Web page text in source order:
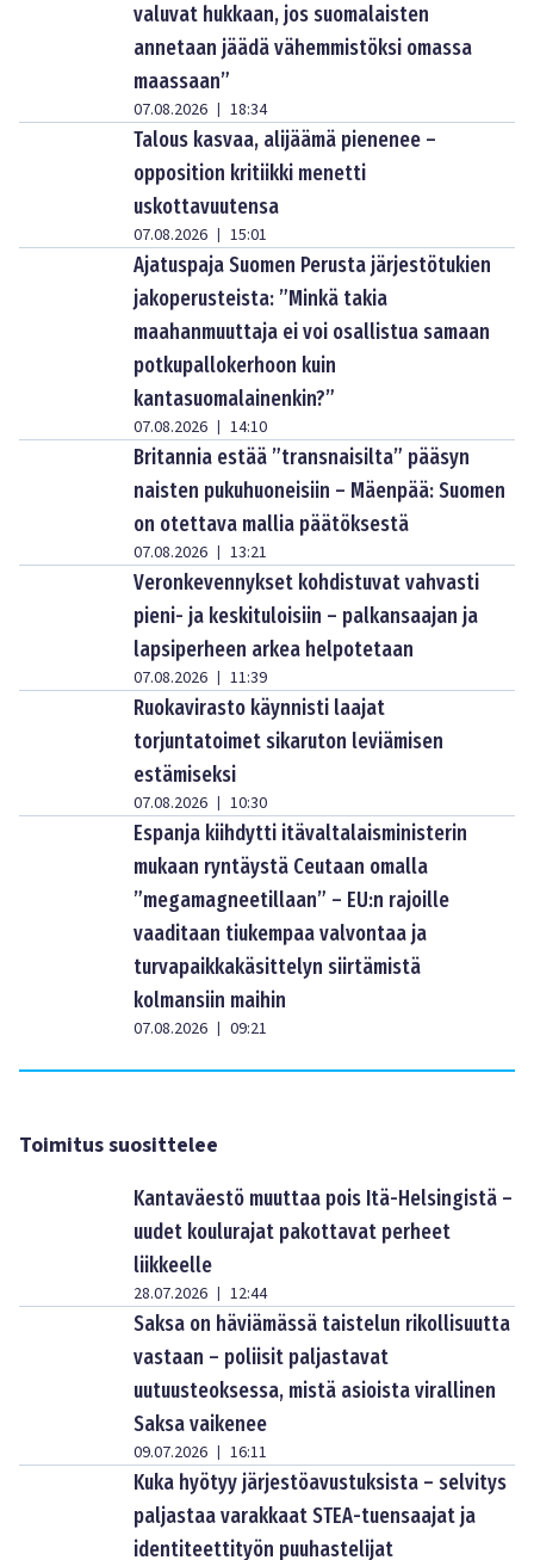
valuvat hukkaan, jos suomalaisten
annetaan jäädä vähemmistöksi omassa
maassaan”
07.08.2026 | 18:34
Talous kasvaa, alijäämä pienenee –
opposition kritiikki menetti
uskottavuutensa
07.08.2026 | 15:01
Ajatuspaja Suomen Perusta järjestötukien
jakoperusteista: ”Minkä takia
maahanmuuttaja ei voi osallistua samaan
potkupallokerhoon kuin
kantasuomalainenkin?”
07.08.2026 | 14:10
Britannia estää ”transnaisilta” pääsyn
naisten pukuhuoneisiin – Mäenpää: Suomen
on otettava mallia päätöksestä
07.08.2026 | 13:21
Veronkevennykset kohdistuvat vahvasti
pieni- ja keskituloisiin – palkansaajan ja
lapsiperheen arkea helpotetaan
07.08.2026 | 11:39
Ruokavirasto käynnisti laajat
torjuntatoimet sikaruton leviämisen
estämiseksi
07.08.2026 | 10:30
Espanja kiihdytti itävaltalaisministerin
mukaan ryntäystä Ceutaan omalla
”megamagneetillaan” – EU:n rajoille
vaaditaan tiukempaa valvontaa ja
turvapaikkakäsittelyn siirtämistä
kolmansiin maihin
07.08.2026 | 09:21
Toimitus suosittelee
Kantaväestö muuttaa pois Itä-Helsingistä –
uudet koulurajat pakottavat perheet
liikkeelle
28.07.2026 | 12:44
Saksa on häviämässä taistelun rikollisuutta
vastaan – poliisit paljastavat
uutuusteoksessa, mistä asioista virallinen
Saksa vaikenee
09.07.2026 | 16:11
Kuka hyötyy järjestöavustuksista – selvitys
paljastaa varakkaat STEA-tuensaajat ja
identiteettityön puuhastelijat